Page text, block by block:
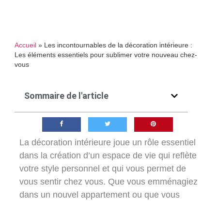
Accueil » Les incontournables de la décoration intérieure :
Les éléments essentiels pour sublimer votre nouveau chez-
vous
Sommaire de l'article
La décoration intérieure joue un rôle essentiel
dans la création d’un espace de vie qui reflète
votre style personnel et qui vous permet de
vous sentir chez vous. Que vous emménagiez
dans un nouvel appartement ou que vous